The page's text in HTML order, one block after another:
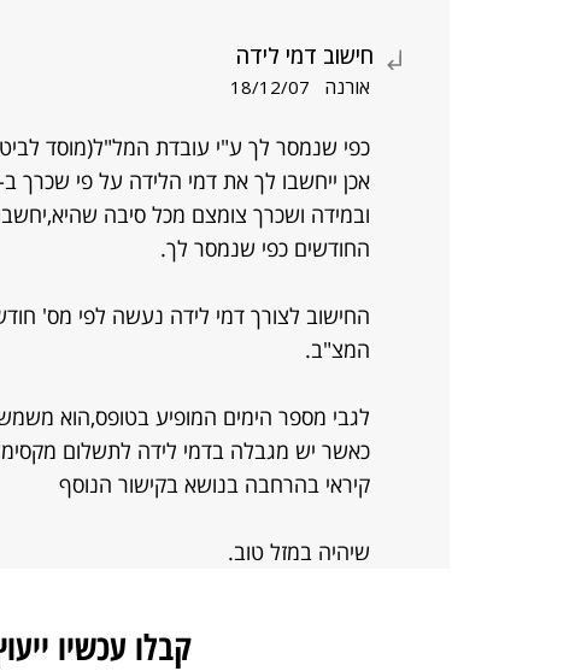
חישוב דמי לידה
אורנה 18/12/07
כפי שנמסר לך ע"י עובדת המל"ל(מוסד
אכן ייחשבו לך את דמי הלידה על פי שכרך ב-3 החודשים שלפני
ובמידה ושכרך צומצם מכל סיבה
החודשים כפי שנמסר לך.
החישוב לצורך דמי לידה נעשה לפי מס'
המצ"ב.
לגבי מספר הימים המופיע בטופס,הוא
כאשר יש מגבלה בדמי לידה לתשלום מקסימלי העומד על
קיראי בהרחבה בנושא בקישור הנוסף
שיהיה במזל טוב.
קבלו עכשיו